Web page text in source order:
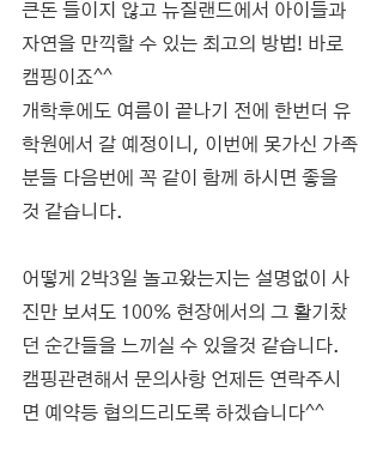
큰돈 들이지 않고 뉴질랜드에서 아이들과
자연을 만끽할 수 있는 최고의 방법! 바로
캠핑이죠^^
개학후에도 여름이 끝나기 전에 한번더 유
학원에서 갈 예정이니, 이번에 못가신 가족
분들 다음번에 꼭 같이 함께 하시면 좋을
것 같습니다.
어떻게 2박3일 놀고왔는지는 설명없이 사
진만 보셔도 100% 현장에서의 그 활기찼
던 순간들을 느끼실 수 있을것 같습니다.
캠핑관련해서 문의사항 언제든 연락주시
면 예약등 협의드리도록 하겠습니다^^